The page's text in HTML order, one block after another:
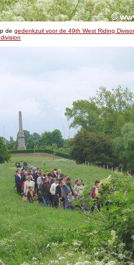
de gedenkzuil voor de 49th West Riding